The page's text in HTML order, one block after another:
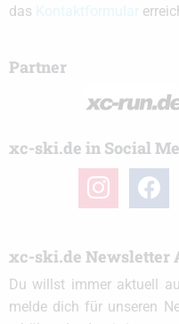
das
Partner
xc-ski.de in Social
instagramfacebook
xc-ski.de Newsletter
Du willst immer aktuell
melde dich für unseren